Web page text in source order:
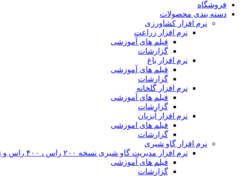
فروشگاه
دسته بندی محصولات
نرم افزار کشاورزی
نرم افزار زراعت
فیلم های آموزشی
گزارشات
نرم افزار باغ
فیلم های آموزشی
گزارشات
نرم افزار گلخانه
فیلم های آموزشی
گزارشات
نرم افزار آبزیان
فیلم های اموزشی
گزارشات
نرم افزار گاو شیری
نرم افزار مدیریت گاو شیری نسخه ۲۰۰ راس ، ۴۰۰ راس و نامحدود
فیلم های آموزشی
گزارشات